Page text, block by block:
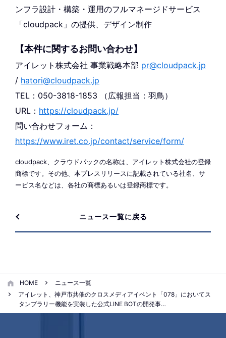
ンフラ設計・構築・運用のフルマネージドサービス
「cloudpack」の提供、デザイン制作
【本件に関するお問い合わせ】
アイレット株式会社 事業戦略本部 pr@cloudpack.jp
/ hatori@cloudpack.jp
TEL：050-3818-1853 （広報担当：羽鳥）
URL： https://cloudpack.jp/
問い合わせフォーム：
https://www.iret.co.jp/contact/service/form/
cloudpack、クラウドパックの名称は、アイレット株式会社の登録
商標です。その他、本プレスリリースに記載されている社名、サ
ービス名などは、各社の商標あるいは登録商標です。
ニュース一覧に戻る
HOME
ニュース一覧
アイレット、神戸市共催のクロスメディアイベント「078」においてス
タンプラリー機能を実装した公式LINE BOTの開発事…